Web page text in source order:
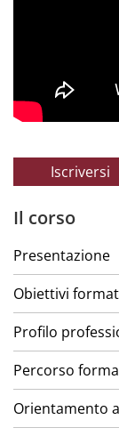
Iscriversi
Il corso
Presentazione
Obiettivi
Profilo
Percorso
Orientamento